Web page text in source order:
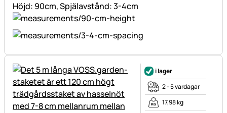
Höjd: 90cm, Spjälavstånd: 3-4cm
i lager
2 - 5 vardagar
17,98 kg